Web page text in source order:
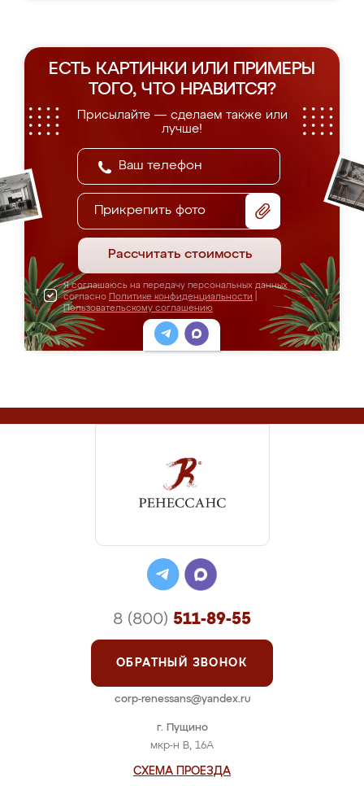
ЕСТЬ КАРТИНКИ ИЛИ ПРИМЕРЫ
ТОГО, ЧТО НРАВИТСЯ?
Присылайте — сделаем также или
лучше!
Прикрепить фото
Рассчитать стоимость
Я соглашаюсь на передачу персональных данных
согласно Политике конфиденциальности
Пользовательскому соглашению
г. Пущино
мкр-н В, 16А
СХЕМА ПРОЕЗДА
8 (800) 511-89-55
ОБРАТНЫЙ ЗВОНОК
corp-renessans@yandex.ru